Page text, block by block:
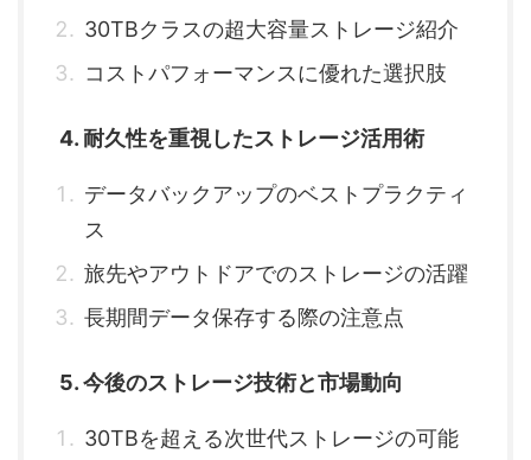
30TBクラスの超大容量ストレージ紹介
コストパフォーマンスに優れた選択肢
4. 耐久性を重視したストレージ活用術
データバックアップのベストプラクティ
ス
旅先やアウトドアでのストレージの活躍
長期間データ保存する際の注意点
5. 今後のストレージ技術と市場動向
30TBを超える次世代ストレージの可能